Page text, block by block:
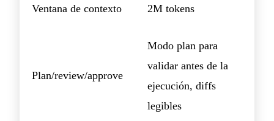
Ventana de contexto 2M tokens
Plan/review/approve
Modo plan para
validar antes de la
ejecución, diffs
legibles